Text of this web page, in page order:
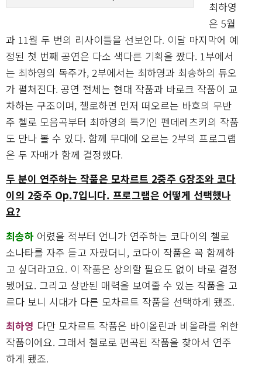
최하영
은 5월
과 11월 두 번의 리사이틀을 선보인다. 이달 마지막에 예
정된 첫 번째 공연은 다소 색다른 기획을 짰다. 1부에서
는 최하영의 독주가, 2부에서는 최하영과 최송하의 듀오
가 펼쳐진다. 공연 전체는 현대 작품과 바로크 작품이 교
차하는 구조이며, 첼로하면 먼저 떠오르는 바흐의 무반
주 첼로 모음곡부터 최하영의 특기인 펜데레츠키의 작품
도 만나 볼 수 있다. 함께 무대에 오르는 2부의 프로그램
은 두 자매가 함께 결정했다.
두 분이 연주하는 작품은 모차르트 2중주 G장조와 코다
이의 2중주 Op.7입니다. 프로그램은 어떻게 선택했나
요?
최송하 어렸을 적부터 언니가 연주하는 코다이의 첼로
소나타를 자주 듣고 자랐더니, 코다이 작품은 꼭 함께하
고 싶더라고요. 이 작품은 상의할 필요도 없이 바로 결정
됐어요. 그리고 상반된 매력을 보여줄 수 있는 작품을 고
르다 보니 시대가 다른 모차르트 작품을 선택하게 됐죠.
최하영 다만 모차르트 작품은 바이올린과 비올라를 위한
작품이에요. 그래서 첼로로 편곡된 작품을 찾아서 연주
하게 됐죠.